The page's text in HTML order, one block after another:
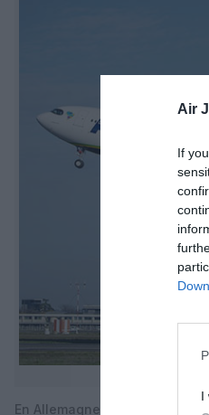
Air
If
I
En Allemagne où la